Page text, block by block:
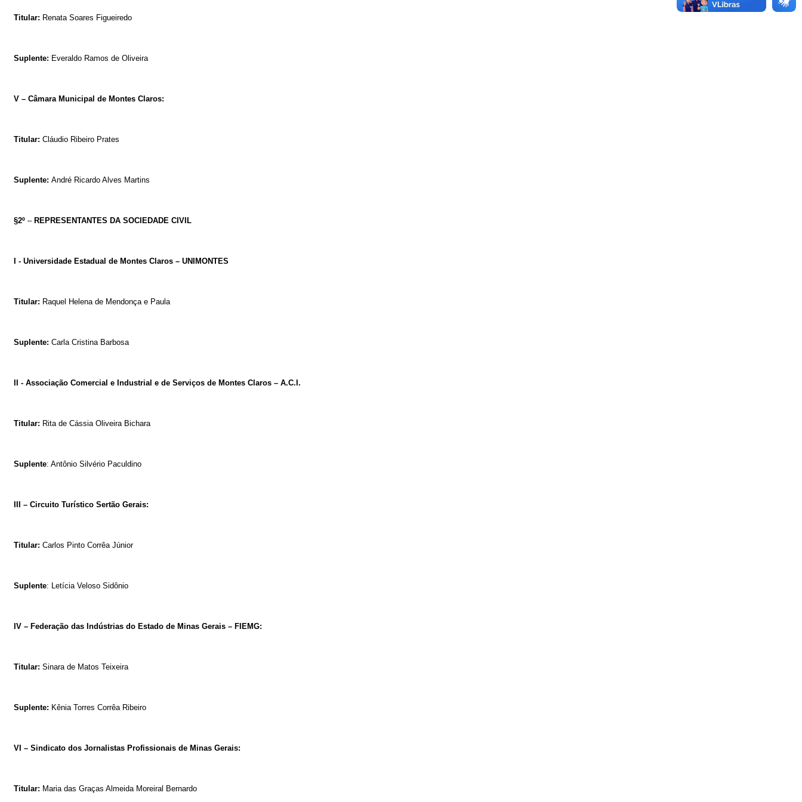
Titular: Renata Soares Figueiredo
Suplente: Everaldo Ramos de Oliveira
V – Câmara Municipal de Montes Claros:
Titular: Cláudio Ribeiro Prates
Suplente: André Ricardo Alves Martins
§2º– REPRESENTANTES DA SOCIEDADE CIVIL
I - Universidade Estadual de Montes Claros – UNIMONTES
Titular: Raquel Helena de Mendonça e Paula
Suplente: Carla Cristina Barbosa
II - Associação Comercial e Industrial e de Serviços de Montes Claros – A.C.I.
Titular: Rita de Cássia Oliveira Bichara
Suplente: Antônio Silvério Paculdino
III – Circuito Turístico Sertão Gerais:
Titular: Carlos Pinto Corrêa Júnior
Suplente: Letícia Veloso Sidônio
IV – Federação das Indústrias do Estado de Minas Gerais – FIEMG:
Titular: Sinara de Matos Teixeira
Suplente: Kênia Torres Corrêa Ribeiro
VI – Sindicato dos Jornalistas Profissionais de Minas Gerais:
Titular: Maria das Graças Almeida Moreiral Bernardo